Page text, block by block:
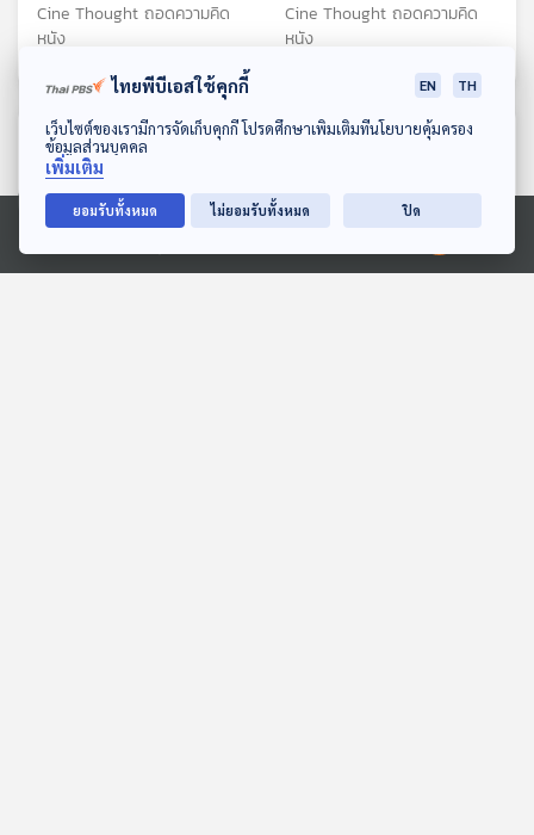
ดาวน์โหลด Thai PBS Podcast Application
Ⓒ 2020 องค์การกระจายเสียงและแพร่ภาพสาธารณะแห่งประเทศไทย
Cine Thought ถอดความคิด
หนัง
Cine Thought ถอดความคิด
หนัง
ตอนที่เกี่ยวข้อง
ไทยพีบีเอสใช้คุกกี้ EN TH
เว็บไซต์ของเรามีการจัดเก็บคุกกี้ โปรดศึกษาเพิ่มเติมที่นโยบายคุ้มครอง
ข้อมูลส่วนบุคคล
เพิ่มเติม
ยอมรับทั้งหมด ไม่ยอมรับทั้งหมด ปิด